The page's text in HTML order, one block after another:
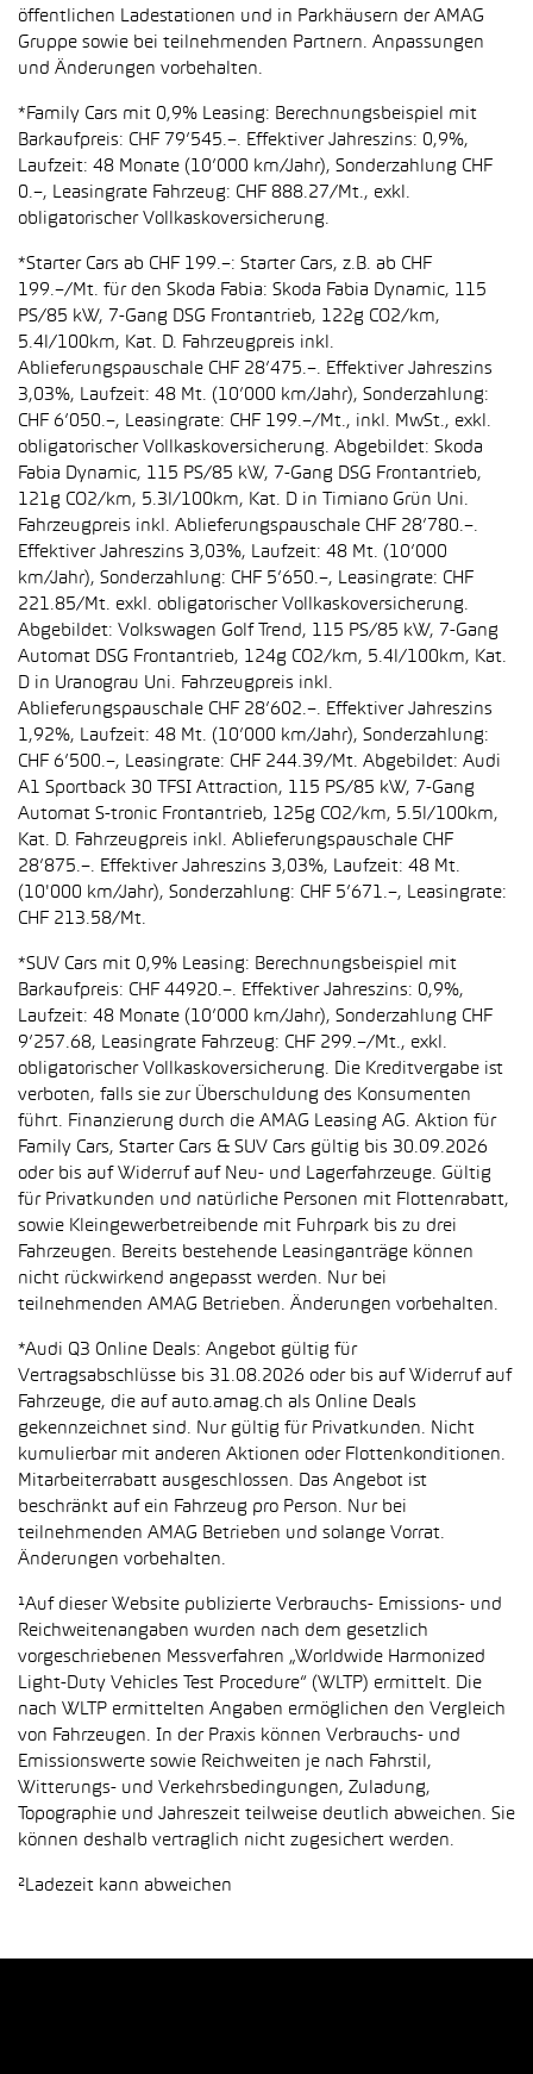
öffentlichen Ladestationen und in Parkhäusern der AMAG
Gruppe sowie bei teilnehmenden Partnern. Anpassungen
und Änderungen vorbehalten.
*Family Cars mit 0,9% Leasing: Berechnungsbeispiel mit
Barkaufpreis: CHF 79’545.–. Effektiver Jahreszins: 0,9%,
Laufzeit: 48 Monate (10’000 km/Jahr), Sonderzahlung CHF
0.–, Leasingrate Fahrzeug: CHF 888.27/Mt., exkl.
obligatorischer Vollkaskoversicherung.
*Starter Cars ab CHF 199.–: Starter Cars, z.B. ab CHF
199.–/Mt. für den Skoda Fabia: Skoda Fabia Dynamic, 115
PS/85 kW, 7-Gang DSG Frontantrieb, 122g CO2/km,
5.4l/100km, Kat. D. Fahrzeugpreis inkl.
Ablieferungspauschale CHF 28’475.–. Effektiver Jahreszins
3,03%, Laufzeit: 48 Mt. (10’000 km/Jahr), Sonderzahlung:
CHF 6’050.–, Leasingrate: CHF 199.–/Mt., inkl. MwSt., exkl.
obligatorischer Vollkaskoversicherung. Abgebildet: Skoda
Fabia Dynamic, 115 PS/85 kW, 7-Gang DSG Frontantrieb,
121g CO2/km, 5.3l/100km, Kat. D in Timiano Grün Uni.
Fahrzeugpreis inkl. Ablieferungspauschale CHF 28’780.–.
Effektiver Jahreszins 3,03%, Laufzeit: 48 Mt. (10’000
km/Jahr), Sonderzahlung: CHF 5’650.–, Leasingrate: CHF
221.85/Mt. exkl. obligatorischer Vollkaskoversicherung.
Abgebildet: Volkswagen Golf Trend, 115 PS/85 kW, 7-Gang
Automat DSG Frontantrieb, 124g CO2/km, 5.4l/100km, Kat.
D in Uranograu Uni. Fahrzeugpreis inkl.
Ablieferungspauschale CHF 28’602.–. Effektiver Jahreszins
1,92%, Laufzeit: 48 Mt. (10’000 km/Jahr), Sonderzahlung:
CHF 6’500.–, Leasingrate: CHF 244.39/Mt. Abgebildet: Audi
A1 Sportback 30 TFSI Attraction, 115 PS/85 kW, 7-Gang
Automat S-tronic Frontantrieb, 125g CO2/km, 5.5l/100km,
Kat. D. Fahrzeugpreis inkl. Ablieferungspauschale CHF
28’875.–. Effektiver Jahreszins 3,03%, Laufzeit: 48 Mt.
(10'000 km/Jahr), Sonderzahlung: CHF 5’671.–, Leasingrate:
CHF 213.58/Mt.
*SUV Cars mit 0,9% Leasing: Berechnungsbeispiel mit
Barkaufpreis: CHF 44920.–. Effektiver Jahreszins: 0,9%,
Laufzeit: 48 Monate (10’000 km/Jahr), Sonderzahlung CHF
9’257.68, Leasingrate Fahrzeug: CHF 299.–/Mt., exkl.
obligatorischer Vollkaskoversicherung. Die Kreditvergabe ist
verboten, falls sie zur Überschuldung des Konsumenten
führt. Finanzierung durch die AMAG Leasing AG. Aktion für
Family Cars, Starter Cars & SUV Cars gültig bis 30.09.2026
oder bis auf Widerruf auf Neu- und Lagerfahrzeuge. Gültig
für Privatkunden und natürliche Personen mit Flottenrabatt,
sowie Kleingewerbetreibende mit Fuhrpark bis zu drei
Fahrzeugen. Bereits bestehende Leasinganträge können
nicht rückwirkend angepasst werden. Nur bei
teilnehmenden AMAG Betrieben. Änderungen vorbehalten.
*Audi Q3 Online Deals: Angebot gültig für
Vertragsabschlüsse bis 31.08.2026 oder bis auf Widerruf auf
Fahrzeuge, die auf auto.amag.ch als Online Deals
gekennzeichnet sind. Nur gültig für Privatkunden. Nicht
kumulierbar mit anderen Aktionen oder Flottenkonditionen.
Mitarbeiterrabatt ausgeschlossen. Das Angebot ist
beschränkt auf ein Fahrzeug pro Person. Nur bei
teilnehmenden AMAG Betrieben und solange Vorrat.
Änderungen vorbehalten.
¹Auf dieser Website publizierte Verbrauchs- Emissions- und
Reichweitenangaben wurden nach dem gesetzlich
vorgeschriebenen Messverfahren „Worldwide Harmonized
Light-Duty Vehicles Test Procedure“ (WLTP) ermittelt. Die
nach WLTP ermittelten Angaben ermöglichen den Vergleich
von Fahrzeugen. In der Praxis können Verbrauchs- und
Emissionswerte sowie Reichweiten je nach Fahrstil,
Witterungs- und Verkehrsbedingungen, Zuladung,
Topographie und Jahreszeit teilweise deutlich abweichen. Sie
können deshalb vertraglich nicht zugesichert werden.
²Ladezeit kann abweichen